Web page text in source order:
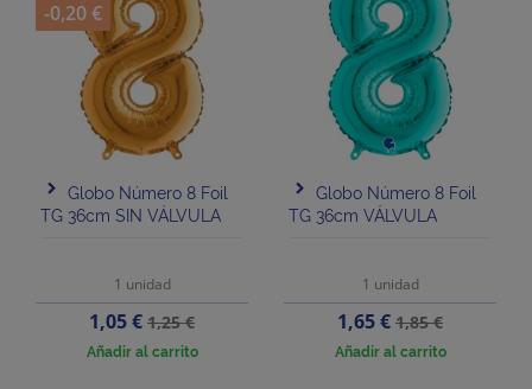
Globo Número 8 Foil
TG 36cm SIN VÁLVULA
1 unidad
Precio
1,05 €Precio
base
1,25 €
Añadir al carrito
-0,20 €
Globo Número 8 Foil
TG 36cm VÁLVULA
1 unidad
Precio
1,65 €Precio
base
1,85 €
Añadir al carrito